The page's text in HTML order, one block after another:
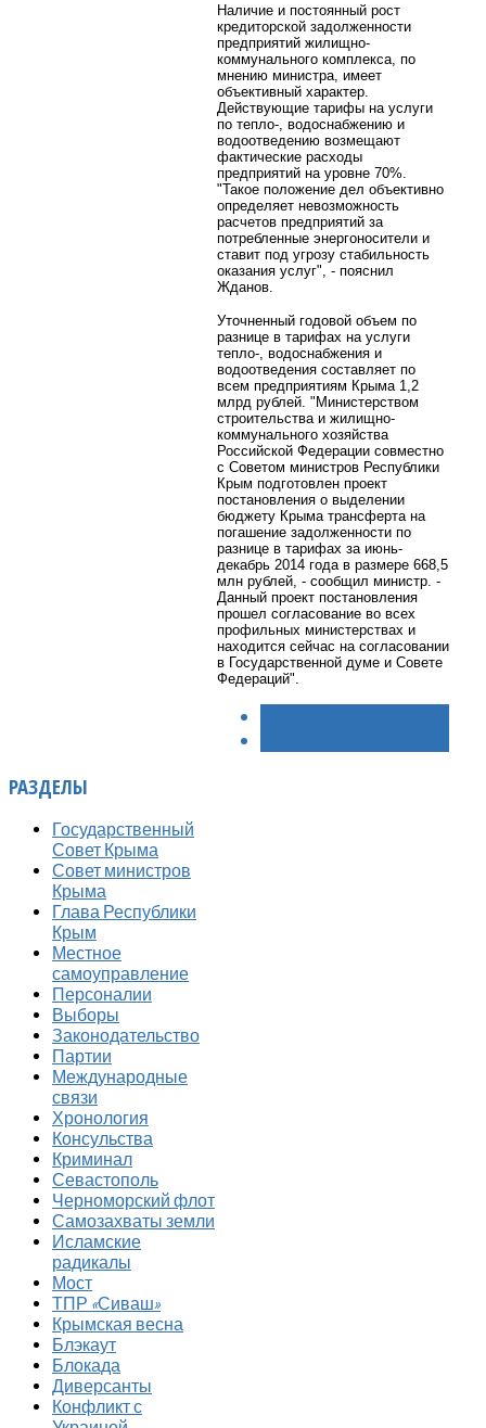
Наличие и постоянный рост
кредиторской задолженности
предприятий жилищно-
коммунального комплекса, по
мнению министра, имеет
объективный характер.
Действующие тарифы на услуги
по тепло-, водоснабжению и
водоотведению возмещают
фактические расходы
предприятий на уровне 70%.
"Такое положение дел объективно
определяет невозможность
расчетов предприятий за
потребленные энергоносители и
ставит под угрозу стабильность
оказания услуг", - пояснил
Жданов.
Уточненный годовой объем по
разнице в тарифах на услуги
тепло-, водоснабжения и
водоотведения составляет по
всем предприятиям Крыма 1,2
млрд рублей. "Министерством
строительства и жилищно-
коммунального хозяйства
Российской Федерации совместно
с Советом министров Республики
Крым подготовлен проект
постановления о выделении
бюджету Крыма трансферта на
погашение задолженности по
разнице в тарифах за июнь-
декабрь 2014 года в размере 668,5
млн рублей, - сообщил министр. -
Данный проект постановления
прошел согласование во всех
профильных министерствах и
находится сейчас на согласовании
в Государственной думе и Совете
Федераций".
РАЗДЕЛЫ
Государственный
Совет Крыма
Совет министров
Крыма
Глава Республики
Крым
Местное
самоуправление
Персоналии
Выборы
Законодательство
Партии
Международные
связи
Хронология
Консульства
Криминал
Севастополь
Черноморский флот
Самозахваты земли
Исламские
радикалы
Мост
ТПР «Сиваш»
Крымская весна
Блэкаут
Блокада
Диверсанты
Конфликт с